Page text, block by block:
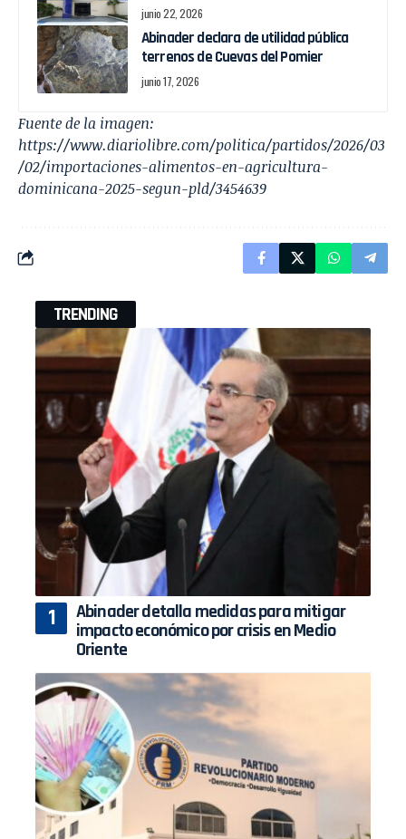
junio 22, 2026
Abinader declara de utilidad pública
terrenos de Cuevas del Pomier
junio 17, 2026
Fuente de la imagen:
https://www.diariolibre.com/politica/partidos/2026/03
/02/importaciones-alimentos-en-agricultura-
dominicana-2025-segun-pld/3454639
TRENDING
Abinader detalla medidas para mitigar
impacto económico por crisis en Medio
Oriente